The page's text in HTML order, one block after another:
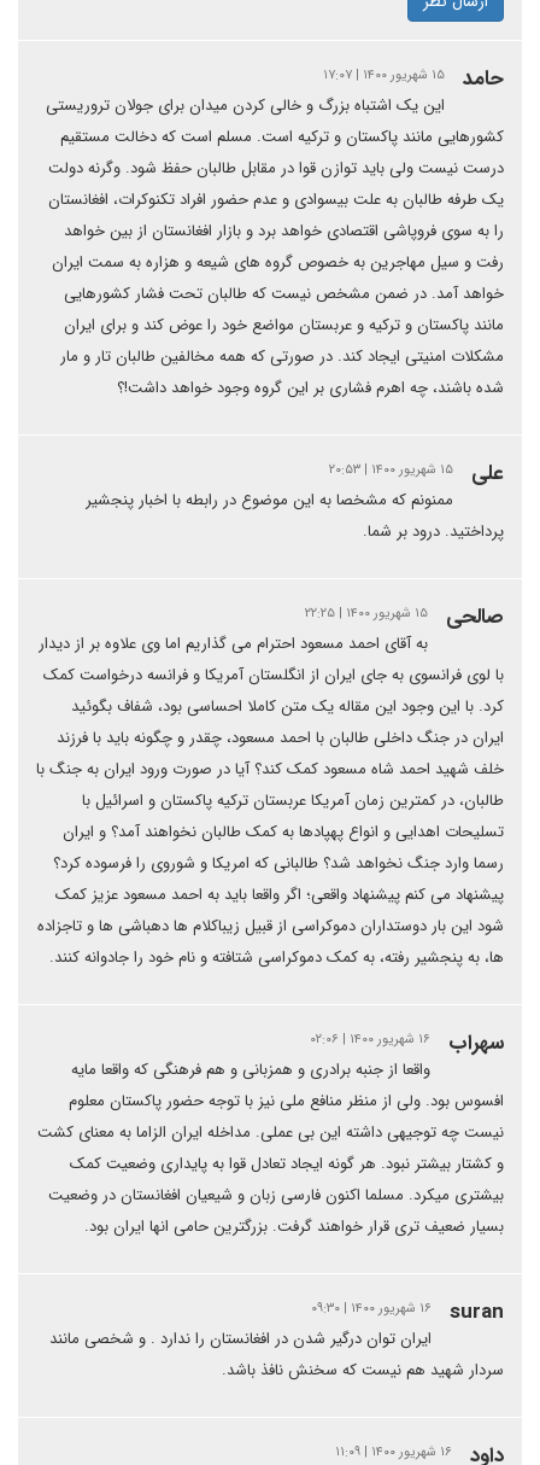
حامد ۱۵ شهریور ۱۴۰۰ | ۱۷:۰۷
این یک اشتباه بزرگ و خالی کردن میدان برای جولان تروریستی
کشورهایی مانند پاکستان و ترکیه است. مسلم است که دخالت مستقیم
درست نیست ولی باید توازن قوا در مقابل طالبان حفظ شود. وگرنه دولت
یک طرفه طالبان به علت بیسوادی و عدم حضور افراد تکنوکرات، افغانستان
را به سوی فروپاشی اقتصادی خواهد برد و بازار افغانستان از بین خواهد
رفت و سیل مهاجرین به خصوص گروه های شیعه و هزاره به سمت ایران
خواهد آمد. در ضمن مشخص نیست که طالبان تحت فشار کشورهایی
مانند پاکستان و ترکیه و عربستان مواضع خود را عوض کند و برای ایران
مشکلات امنیتی ایجاد کند. در صورتی که همه مخالفین طالبان تار و مار
شده باشند، چه اهرم فشاری بر این گروه وجود خواهد داشت!؟
علی ۱۵ شهریور ۱۴۰۰ | ۲۰:۵۳
ممنونم که مشخصا به این موضوع در رابطه با اخبار پنجشیر
پرداختید. درود بر شما.
صالحی ۱۵ شهریور ۱۴۰۰ | ۲۲:۲۵
به آقای احمد مسعود احترام می گذاریم اما وی علاوه بر از دیدار
با لوی فرانسوی به جای ایران از انگلستان آمریکا و فرانسه درخواست کمک
کرد. با این وجود این مقاله یک متن کاملا احساسی بود، شفاف بگوئید
ایران در جنگ داخلی طالبان با احمد مسعود، چقدر و چگونه باید با فرزند
خلف شهید احمد شاه مسعود کمک کند؟ آیا در صورت ورود ایران به جنگ با
طالبان، در کمترین زمان آمریکا عربستان ترکیه پاکستان و اسرائیل با
تسلیحات اهدایی و انواع پهپادها به کمک طالبان نخواهند آمد؟ و ایران
رسما وارد جنگ نخواهد شد؟ طالبانی که امریکا و شوروی را فرسوده کرد؟
پیشنهاد می کنم پیشنهاد واقعی؛ اگر واقعا باید به احمد مسعود عزیز کمک
شود این بار دوستداران دموکراسی از قبیل زیباکلام ها دهباشی ها و تاجزاده
ها، به پنجشیر رفته، به کمک دموکراسی شتافته و نام خود را جادوانه کنند‌.
سهراب ۱۶ شهریور ۱۴۰۰ | ۰۲:۰۶
واقعا از جنبه برادری و همزبانی و هم فرهنگی که واقعا مایه
افسوس بود. ولی از منظر منافع ملی نیز با توجه حضور پاکستان معلوم
نیست چه توجیهی داشته این بی عملی. مداخله ایران الزاما به معنای کشت
و کشتار بیشتر نبود. هر گونه ایجاد تعادل قوا به پایداری وضعیت کمک
بیشتری میکرد. مسلما اکنون فارسی زبان و شیعیان افغانستان در وضعیت
بسیار ضعیف تری قرار خواهند گرفت. بزرگترین حامی انها ایران بود.
suran ۱۶ شهریور ۱۴۰۰ | ۰۹:۳۰
ایران توان درگیر شدن در افغانستان را ندارد . و شخصی مانند
سردار شهید هم نیست که سخنش نافذ باشد.
داود ۱۶ شهریور ۱۴۰۰ | ۱۱:۰۹